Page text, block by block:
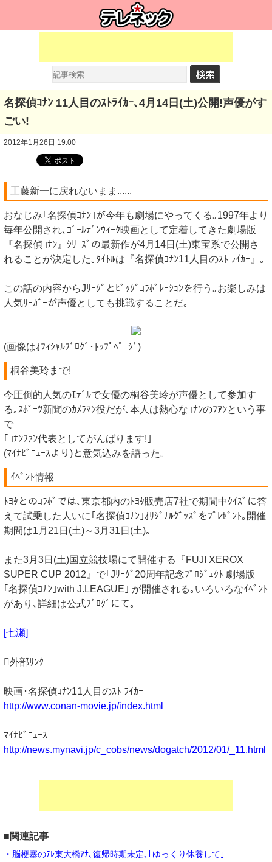
名探偵ｺﾅﾝ 11人目のｽﾄﾗｲｶｰ､4月14日(土)公開!声優がす
ごい!
2012年1月26日 19:00
工藤新一に戻れないまま......
おなじみ｢名探偵ｺﾅﾝ｣が今年も劇場にやってくる｡1997年より
毎年公開され､ｺﾞｰﾙﾃﾞﾝｳｨｰｸ映画として定着してきた劇場版
『名探偵ｺﾅﾝ』ｼﾘｰｽﾞの最新作が4月14日(土)東宝系で公開さ
れることが決定した｡ﾀｲﾄﾙは『名探偵ｺﾅﾝ11人目のｽﾄ ﾗｲｶｰ』｡
この話の内容からJﾘｰｸﾞとﾋﾞｯｸﾞｺﾗﾎﾞﾚｰｼｮﾝを行う｡お楽しみは
人気ﾘｰｶﾞｰが声優としても挑戦することだ｡
(画像はｵﾌｨｼｬﾙﾌﾞﾛｸﾞ･ﾄｯﾌﾟﾍﾟｰｼﾞ)
桐谷美玲まで!
今圧倒的人気のﾓﾃﾞﾙで女優の桐谷美玲が声優として参加す
る｡ｽﾎﾟｰﾂ新聞のｶﾒﾗﾏﾝ役だが､本人は熱心なｺﾅﾝのﾌｱﾝという事
で
｢ｺﾅﾝﾌｧﾝ代表としてがんばります!｣
(ﾏｲﾅﾋﾞﾆｭｰｽより)と意気込みを語った｡
ｲﾍﾞﾝﾄ情報
ﾄﾖﾀとのｺﾗﾎﾞでは､東京都内のﾄﾖﾀ販売店7社で期間中ｸｲｽﾞに答
えて試乗した人いに｢名探偵ｺﾅﾝ｣ｵﾘｼﾞﾅﾙｸﾞｯｽﾞをﾌﾟﾚｾﾞﾝﾄ｡開催
期間は1月21日(土)～3月31日(土)｡
また3月3日(土)国立競技場にて開催する『FUJI XEROX
SUPER CUP 2012』で｢Jﾘｰｸﾞ20周年記念ﾌﾟﾛｼﾞｪｸﾄ 劇場版
｢名探偵ｺﾅﾝ｣with J.LEAGUE｣ が開催される｡いろいろなｲﾍﾞﾝﾄ
があり､詳細は公式ﾌﾞﾛｸﾞにて｡
[七瀬]
外部ﾘﾝｸ
映画･名探偵ｺﾅﾝ11人目のｽﾄ ﾗｲｶｰ
http://www.conan-movie.jp/index.html
ﾏｲﾅﾋﾞﾆｭｰｽ
http://news.mynavi.jp/c_cobs/news/dogatch/2012/01/_11.html
■関連記事
・脳梗塞のﾃﾚ東大橋ｱﾅ､復帰時期未定､｢ゆっくり休養して｣